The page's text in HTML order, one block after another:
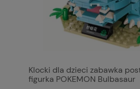
Klocki dla dzieci zabawka
figurka POKEMON Bulbasaur